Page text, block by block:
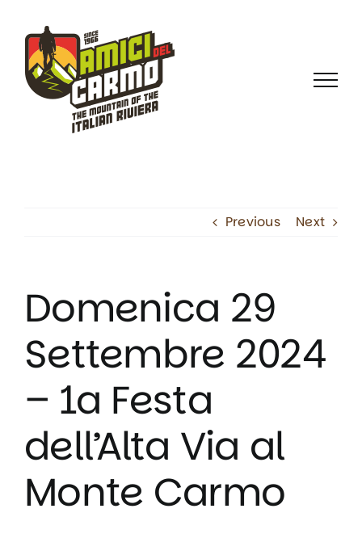
content
Previous Next
Domenica 29
Settembre 2024
– 1a Festa
dell’Alta Via al
Monte Carmo